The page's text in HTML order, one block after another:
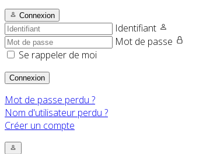
Connexion
Identifiant
Mot de passe
Se rappeler de moi
Connexion
Mot de passe perdu ?
Nom d'utilisateur perdu ?
Créer un compte